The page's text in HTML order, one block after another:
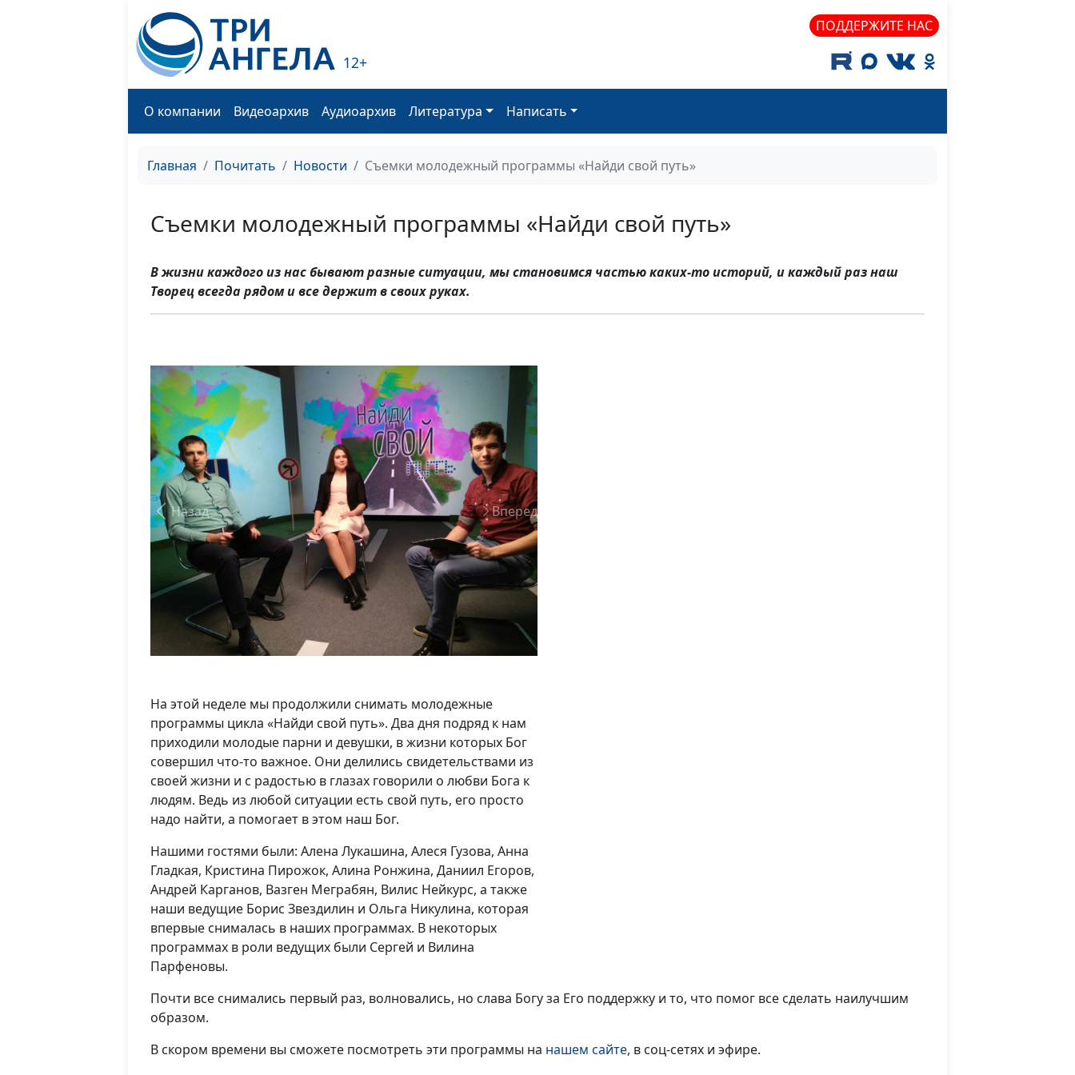
12+
ПОДДЕРЖИТЕ НАС
О компании Видеоархив Аудиоархив Литература Написать
Главная Почитать Новости Съемки молодежный программы «Найди свой путь»
Съемки молодежный программы «Найди свой путь»
В жизни каждого из нас бывают разные ситуации, мы становимся частью каких-то историй, и каждый раз наш
Творец всегда рядом и все держит в своих руках.
Назад Вперед
На этой неделе мы продолжили снимать молодежные
программы цикла «Найди свой путь». Два дня подряд к нам
приходили молодые парни и девушки, в жизни которых Бог
совершил что-то важное. Они делились свидетельствами из
своей жизни и с радостью в глазах говорили о любви Бога к
людям. Ведь из любой ситуации есть свой путь, его просто
надо найти, а помогает в этом наш Бог.
Нашими гостями были: Алена Лукашина, Алеся Гузова, Анна
Гладкая, Кристина Пирожок, Алина Ронжина, Даниил Егоров,
Андрей Карганов, Вазген Меграбян, Вилис Нейкурс, а также
наши ведущие Борис Звездилин и Ольга Никулина, которая
впервые снималась в наших программах. В некоторых
программах в роли ведущих были Сергей и Вилина
Парфеновы.
Почти все снимались первый раз, волновались, но слава Богу за Его поддержку и то, что помог все сделать наилучшим
образом.
В скором времени вы сможете посмотреть эти программы на нашем сайте, в соц-сетях и эфире.